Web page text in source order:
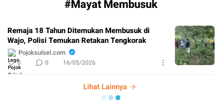
#Mayat Membusuk
Remaja 18 Tahun Ditemukan Membusuk di
Wajo, Polisi Temukan Retakan Tengkorak
Pojoksulsel.com
0 0 16/05/2026
Lihat Lainnya